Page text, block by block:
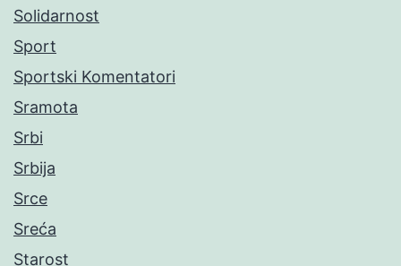
Solidarnost
Sport
Sportski Komentatori
Sramota
Srbi
Srbija
Srce
Sreća
Starost